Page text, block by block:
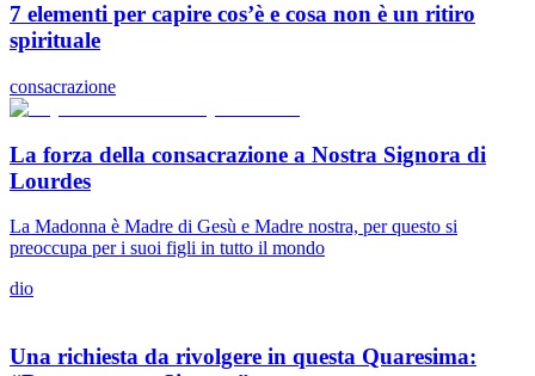
7 elementi per capire cos’è e cosa non è un ritiro
spirituale
consacrazione
La forza della consacrazione a Nostra Signora di
Lourdes
La Madonna è Madre di Gesù e Madre nostra, per questo si
preoccupa per i suoi figli in tutto il mondo
dio
Una richiesta da rivolgere in questa Quaresima: